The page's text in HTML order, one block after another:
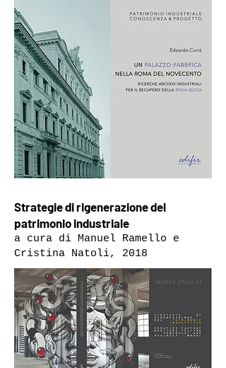
Strategie di rigenerazione del
patrimonio industriale
a cura di Manuel Ramello e
Cristina Natoli, 2018